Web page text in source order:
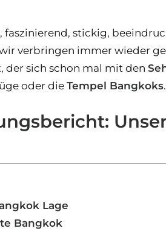
faszinierend, stickig,
verbringen immer wieder
der sich schon mal mit den
oder die Tempel Bangkoks
Lage
Bangkok